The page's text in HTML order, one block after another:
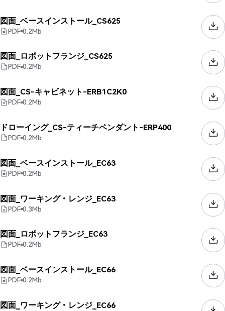
図面_ベースインストール_CS625
PDF 0.2Mb
図面_ロボットフランジ_CS625
PDF 0.2Mb
図面_CS-キャビネット-ERB1C2K0
PDF 0.2Mb
ドローイング_CS-ティーチペンダント-ERP400
PDF 0.2Mb
図面_ベースインストール_EC63
PDF 0.2Mb
図面_ワーキング・レンジ_EC63
PDF 0.3Mb
図面_ロボットフランジ_EC63
PDF 0.2Mb
図面_ベースインストール_EC66
PDF 0.2Mb
図面_ワーキング・レンジ_EC66